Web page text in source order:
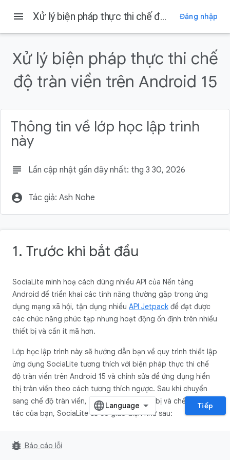
Android Developers
1. Trước khi bắt đầu
Điều kiện tiên quyết
Kiến thức bạn sẽ học được
Những gì bạn cần
menu Xử lý biện pháp thực thi chế độ tràn viền trên Android 15 Đăng nhập
Xử lý biện pháp thực thi chế
độ tràn viền trên Android 15
Thông tin về lớp học lập trình
này
subject Lần cập nhật gần đây nhất: thg 3 30, 2026
account_circle Tác giả: Ash Nohe
1. Trước khi bắt đầu
SociaLite minh hoạ cách dùng nhiều API của Nền tảng
Android để triển khai các tính năng thường gặp trong ứng
dụng mạng xã hội, tận dụng nhiều API Jetpack để đạt được
các chức năng phức tạp nhưng hoạt động ổn định trên nhiều
thiết bị và cần ít mã hơn.
Lớp học lập trình này sẽ hướng dẫn bạn về quy trình thiết lập
ứng dụng SociaLite tương thích với biện pháp thực thi chế
độ tràn viền trên Android 15 và chỉnh sửa để ứng dụng hiển
thị tràn viền theo cách tương thích ngược. Sau khi chuyển
sang chế độ tràn viền, tuỳ thuộc vào thiết bị và chế độ thao
tác của bạn, SociaLite sẽ có giao diện như sau:
Tiếp
bug_report Báo cáo lỗi